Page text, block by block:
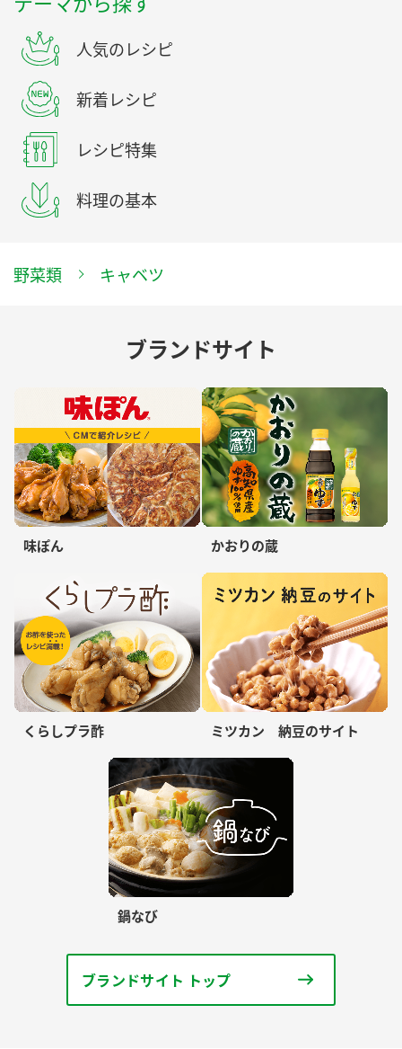
人気のレシピ
新着レシピ
レシピ特集
料理の基本
野菜類 キャベツ
ブランドサイト
味ぽん かおりの蔵
くらしプラ酢 ミツカン 納豆のサイト
鍋なび
ブランドサイト トップ